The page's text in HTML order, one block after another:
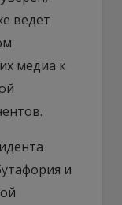
ведет
медиа к
и